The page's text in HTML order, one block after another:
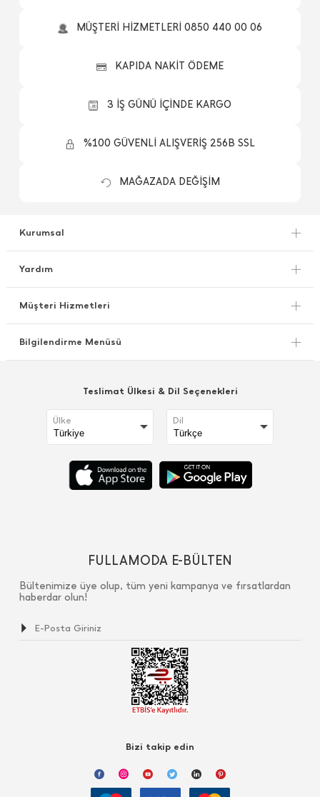
MÜŞTERİ HİZMETLERİ 0850 440 00 06
KAPIDA NAKİT ÖDEME
3 İŞ GÜNÜ İÇİNDE KARGO
%100 GÜVENLİ ALIŞVERİŞ 256B SSL
MAĞAZADA DEĞİŞİM
Kurumsal
Yardım
Müşteri Hizmetleri
Bilgilendirme Menüsü
Teslimat Ülkesi & Dil Seçenekleri
Ülke Dil
FULLAMODA E-BÜLTEN
Bültenimize üye olup, tüm yeni kampanya ve fırsatlardan
haberdar olun!
Bizi takip edin